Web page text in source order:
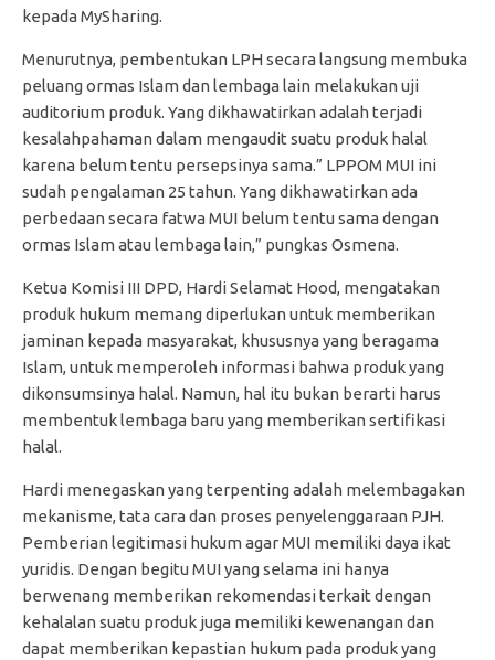
kepada MySharing.
Menurutnya, pembentukan LPH secara langsung membuka
peluang ormas Islam dan lembaga lain melakukan uji
auditorium produk. Yang dikhawatirkan adalah terjadi
kesalahpahaman dalam mengaudit suatu produk halal
karena belum tentu persepsinya sama.” LPPOM MUI ini
sudah pengalaman 25 tahun. Yang dikhawatirkan ada
perbedaan secara fatwa MUI belum tentu sama dengan
ormas Islam atau lembaga lain,” pungkas Osmena.
Ketua Komisi III DPD, Hardi Selamat Hood, mengatakan
produk hukum memang diperlukan untuk memberikan
jaminan kepada masyarakat, khususnya yang beragama
Islam, untuk memperoleh informasi bahwa produk yang
dikonsumsinya halal. Namun, hal itu bukan berarti harus
membentuk lembaga baru yang memberikan sertifikasi
halal.
Hardi menegaskan yang terpenting adalah melembagakan
mekanisme, tata cara dan proses penyelenggaraan PJH.
Pemberian legitimasi hukum agar MUI memiliki daya ikat
yuridis. Dengan begitu MUI yang selama ini hanya
berwenang memberikan rekomendasi terkait dengan
kehalalan suatu produk juga memiliki kewenangan dan
dapat memberikan kepastian hukum pada produk yang